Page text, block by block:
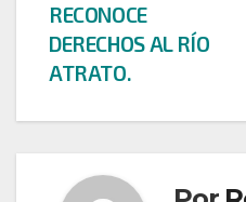
RECONOCE
DERECHOS AL RÍO
ATRATO.